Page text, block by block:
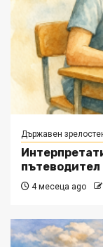
Държавен
пътеводител
4 месеца ago